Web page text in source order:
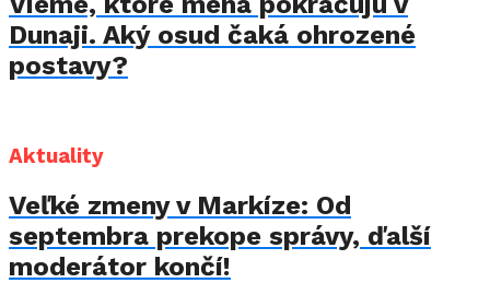
Dunaji. Aký osud čaká ohrozené
postavy?
Aktuality
Veľké zmeny v Markíze: Od
septembra prekope správy, ďalší
moderátor končí!